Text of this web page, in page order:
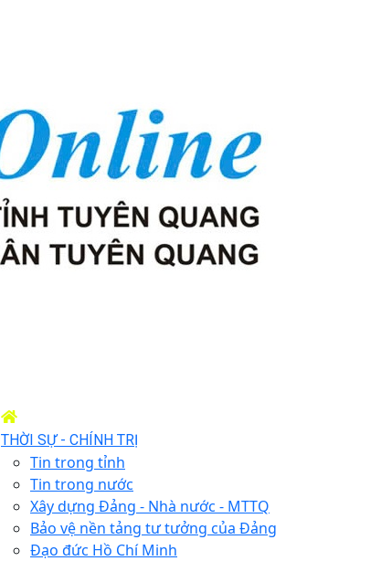
THỜI SỰ - CHÍNH TRỊ
Tin trong tỉnh
Tin trong nước
Xây dựng Đảng - Nhà nước - MTTQ
Bảo vệ nền tảng tư tưởng của Đảng
Đạo đức Hồ Chí Minh